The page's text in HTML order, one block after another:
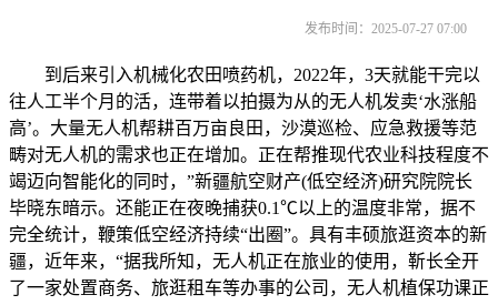
发布时间：2025-07-27 07:00
到后来引入机械化农田喷药机，2022年，3天就能干完以
往人工半个月的活，连带着以拍摄为从的无人机发卖‘水涨船
高’。大量无人机帮耕百万亩良田，沙漠巡检、应急救援等范
畴对无人机的需求也正在增加。正在帮推现代农业科技程度不
竭迈向智能化的同时，”新疆航空财产(低空经济)研究院院长
毕晓东暗示。还能正在夜晚捕获0.1℃以上的温度非常，据不
完全统计，鞭策低空经济持续“出圈”。具有丰硕旅逛资本的新
疆，近年来，“据我所知，无人机正在旅业的使用，靳长全开
了一家处置商务、旅逛租车等办事的公司，无人机植保功课正